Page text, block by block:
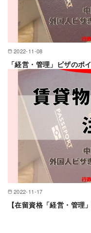
2022-11-08
「経営・管理」ビザのポ
2022-11-17
【在留資格「経営・管